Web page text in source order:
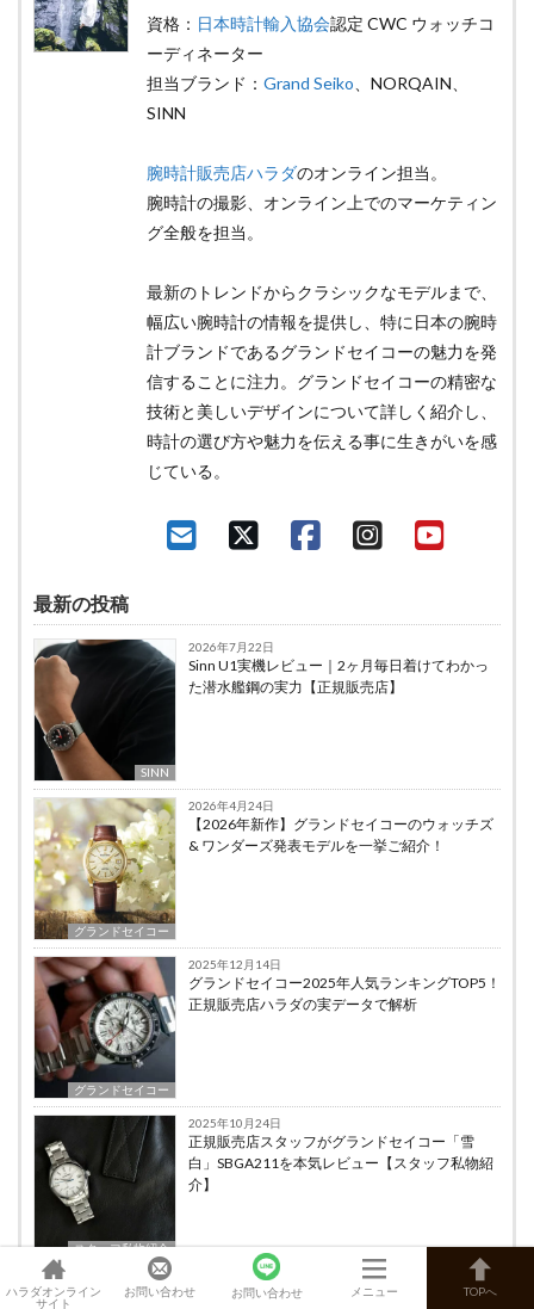
資格： 日本時計輸入協会認定 CWC ウォッチコ
ーディネーター
担当ブランド： Grand Seiko 、NORQAIN、
SINN
腕時計販売店ハラダのオンライン担当。
腕時計の撮影、オンライン上でのマーケティン
グ全般を担当。
最新のトレンドからクラシックなモデルまで、
幅広い腕時計の情報を提供し、特に日本の腕時
計ブランドであるグランドセイコーの魅力を発
信することに注力。グランドセイコーの精密な
技術と美しいデザインについて詳しく紹介し、
時計の選び方や魅力を伝える事に生きがいを感
じている。
最新の投稿
SINN
2026年7月22日
Sinn U1実機レビュー｜2ヶ月毎日着けてわかっ
た潜水艦鋼の実力【正規販売店】
グランドセイコー
2026年4月24日
【2026年新作】グランドセイコーのウォッチズ
& ワンダーズ発表モデルを一挙ご紹介！
グランドセイコー
2025年12月14日
グランドセイコー2025年人気ランキングTOP5！
正規販売店ハラダの実データで解析
スタッフ私物紹介
2025年10月24日
正規販売店スタッフがグランドセイコー「雪
白」SBGA211を本気レビュー【スタッフ私物紹
介】
ハラダオンライン
サイト
お問い合わせ お問い合わせ メニュー TOPへ